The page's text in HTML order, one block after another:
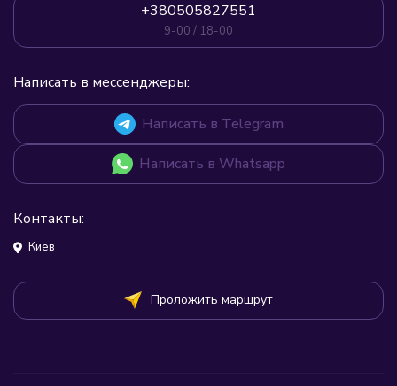
+380505827551
9-00 / 18-00
Написать в мессенджеры:
Написать в Telegram
Написать в Whatsapp
Контакты:
Киев
Проложить маршрут